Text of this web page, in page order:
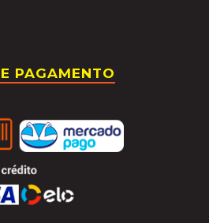
PAGAMENTO